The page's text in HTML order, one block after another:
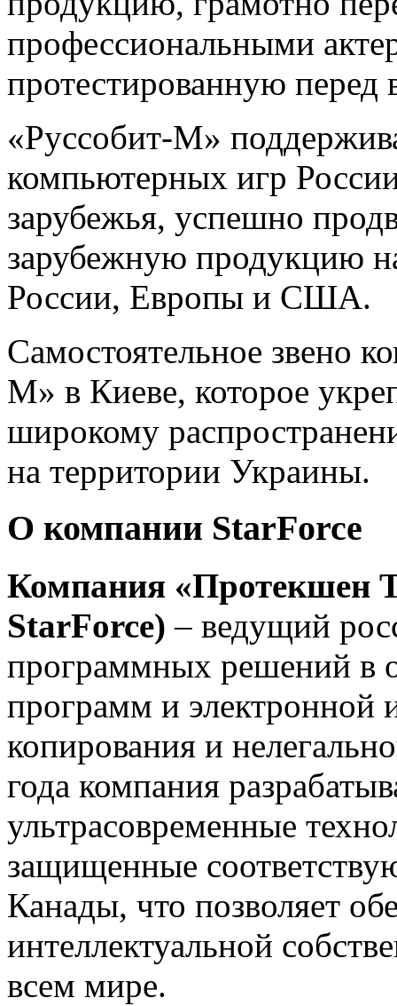
профессиональными
протестированную
«Руссобит-М»
компьютерных игр
зарубежья, успешно
зарубежную продукцию
России, Европы и США.
Самостоятельное звено
М» в Киеве, которое
широкому
на территории Украины.
О компании StarForce
Компания «Протекшен
StarForce) – ведущий
программных решений в
программ и электронной
копирования и
года компания
ультрасовременные
защищенные
Канады, что позволяет
интеллектуальной
всем мире.